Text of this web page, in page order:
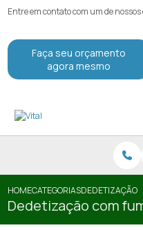
Entre em contato com um de
Faça seu orçamento
agora mesmo
HOMECATEGORIASDEDETIZAÇÃO
Dedetização com